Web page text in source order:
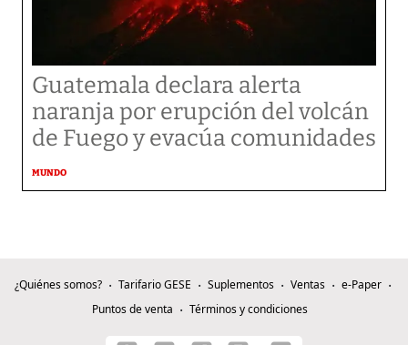
Guatemala declara alerta
naranja por erupción del volcán
de Fuego y evacúa comunidades
MUNDO
¿Quiénes somos? Tarifario GESE Suplementos Ventas
e-Paper
Puntos de venta
Términos y condiciones